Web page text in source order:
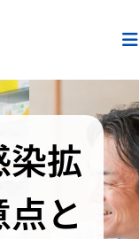
拡
と